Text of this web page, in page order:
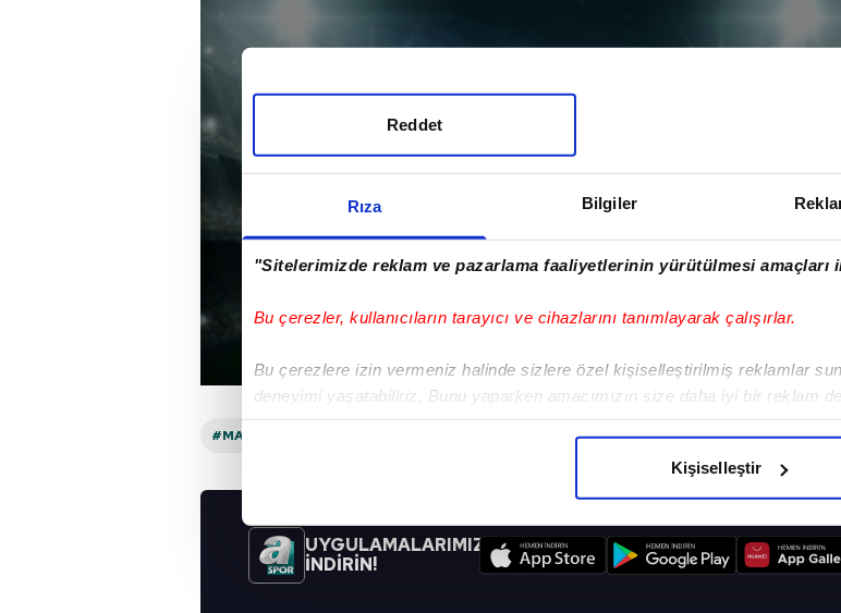
Rıza Bilgiler
"Sitelerimizde reklam ve pazarlama faaliyetlerinin yürütülmesi amaçları
Bu çerezler, kullanıcıların tarayıcı ve cihazlarını tanımlayarak çalışırlar.
Bu çerezlere izin vermeniz halinde sizlere özel kişiselleştirilmiş reklamlar
deneyimi yaşatabiliriz. Bunu yaparken amacımızın size daha iyi bir reklam
Her halükârda, kullanıcılar, bu çerezlere izin vermedikleri takdirde,
Sizlere daha iyi bir hizmet sunabilmek için İnternet Sitemizde kendimize ve
çerezler vasıtasıyla çeşitli kişisel verileriniz işlenmekte olup gerekli olan
Reddet
Kişiselleştir
#MALI
UYGULAMALARIMIZI
İNDİRİN!